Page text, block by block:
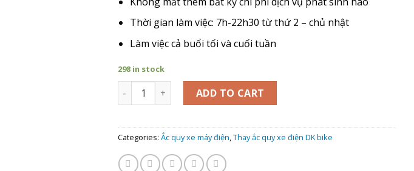
Thời gian làm việc: 7h-22h30 từ thứ 2 – chủ nhật
Làm việc cả buổi tối và cuối tuần
298 in stock
Giá Thay Ắc Quy xe máy điện Sh Mini quantity
ADD TO CART
Categories: Ắc quy xe máy điện,Thay ắc quy xe điện DK bike